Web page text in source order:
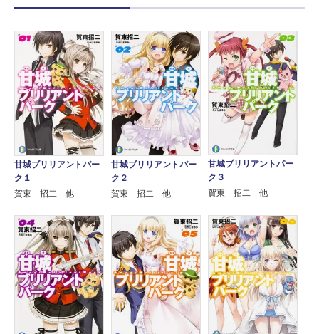
甘城ブリリアントパー
ク１
賀東 招二 他
甘城ブリリアントパー
ク２
賀東 招二 他
甘城ブリリアントパー
ク３
賀東 招二 他